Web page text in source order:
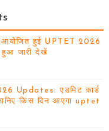
हुई UPTET 2026
हुआ जारी देखें
Updates: एडमिट कार्ड
किस दिन आएगा uptet